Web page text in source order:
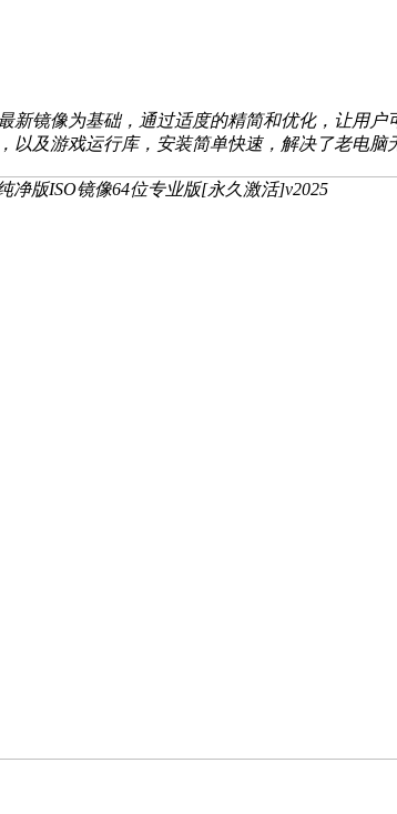
新镜像为基础，通过适度的精简和优化，让用
以及游戏运行库，安装简单快速，解决了老电